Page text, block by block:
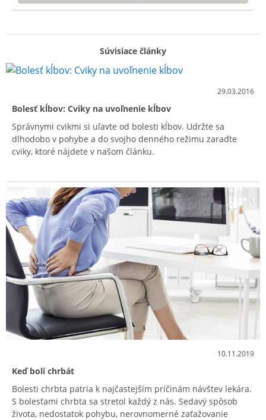
Súvisiace články
29.03.2016
Bolesť kĺbov: Cviky na uvoľnenie kĺbov
Správnymi cvikmi si uľavte od bolesti kĺbov. Udržte sa
dlhodobo v pohybe a do svojho denného režimu zaraďte
cviky, ktoré nájdete v našom článku.
10.11.2019
Keď bolí chrbát
Bolesti chrbta patria k najčastejším príčinám návštev lekára.
S bolesťami chrbta sa stretol každý z nás. Sedavý spôsob
života, nedostatok pohybu, nerovnomerné zaťažovanie